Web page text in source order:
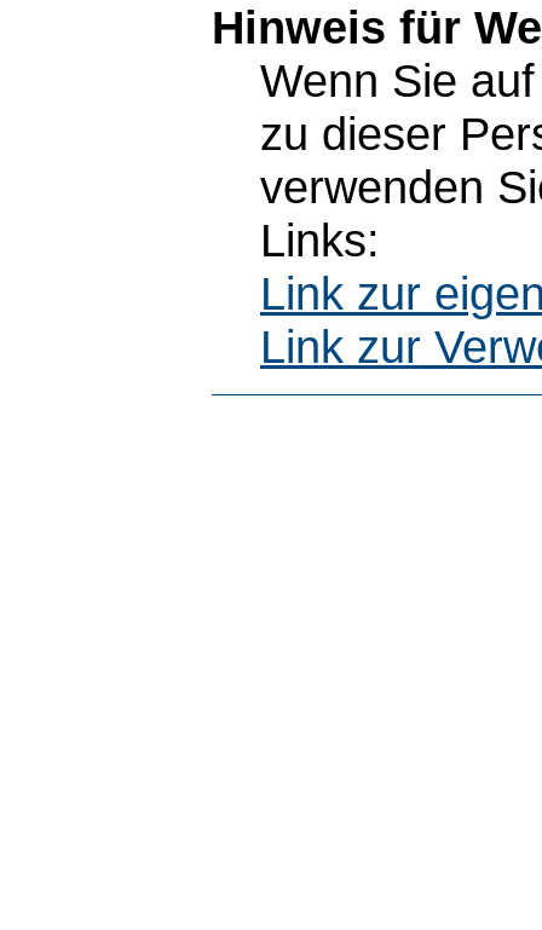
Hinweis für
Wenn Sie
zu dieser
verwenden
Links:
Link zur
Link zur